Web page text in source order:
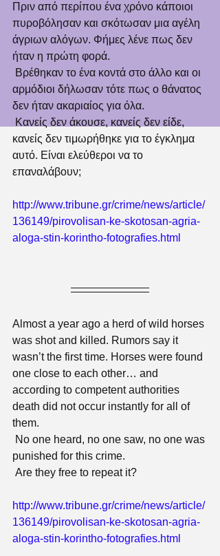
Πριν από περίπου ένα χρόνο κάποιοι
πυροβόλησαν και σκότωσαν μια αγέλη
άγριων αλόγων. Φήμες λένε πως δεν
ήταν η πρώτη φορά.
αρμόδιοι δήλωσαν τότε πως ο θάνατος
δεν ήταν ακαριαίος για όλα.
κανείς δεν τιμωρήθηκε για το έγκλημα
αυτό. Είναι ελεύθεροι να το
επαναλάβουν;
http://www.tribune.gr/crime/news/article/
136149/pirovolisan-ke-skotosan-agria-
aloga-stin-korintho-fotografies.htm
Almost a year ago a herd of wild horses
was shot and killed. Rumors say it
wasn’t the first time. Horses were found
one close to each other… and
according to competent authorities
death did not occur instantly for all of
them.
punished for this crime.
Are they free to repeat it?
http://www.tribune.gr/crime/news/article/
136149/pirovolisan-ke-skotosan-agria-
aloga-stin-korintho-fotografies.html